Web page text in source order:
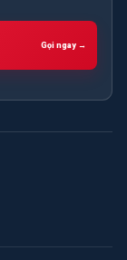
Gọi ngay →